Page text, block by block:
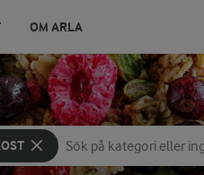
OM ARLA
Sök på kategori eller